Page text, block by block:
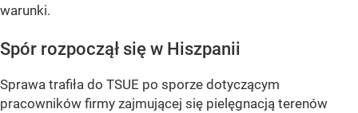
warunki.
Spór rozpoczął się w Hiszpanii
Sprawa trafiła do TSUE po sporze dotyczącym
pracowników firmy zajmującej się pielęgnacją terenów